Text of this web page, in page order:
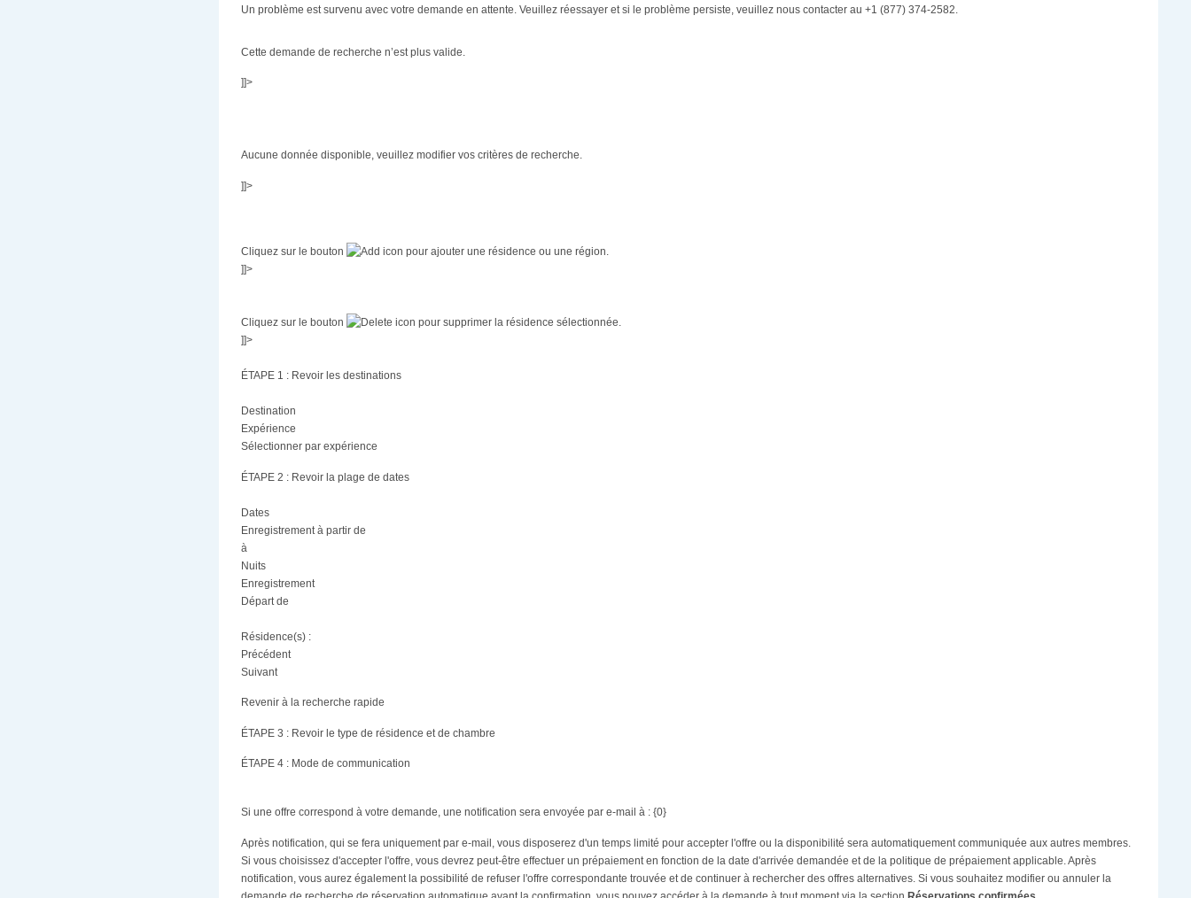
Un problème est survenu avec votre demande en attente. Veuillez réessayer et si le problème persiste, veuillez nous contacter au +1 (877) 374-2582.
Cette demande de recherche n’est plus valide.
]]>
Aucune donnée disponible, veuillez modifier vos critères de recherche.
]]>
Cliquez sur le bouton
pour ajouter une résidence ou une région.
]]>
Cliquez sur le bouton
pour supprimer la résidence sélectionnée.
]]>
ÉTAPE 1 : Revoir les destinations
Destination
Expérience
Sélectionner par expérience
ÉTAPE 2 : Revoir la plage de dates
Dates
Enregistrement à partir de
à
Nuits
Enregistrement
Départ de
Résidence(s) :
Précédent
Suivant
Revenir à la recherche rapide
ÉTAPE 3 : Revoir le type de résidence et de chambre
ÉTAPE 4 : Mode de communication
Si une offre correspond à votre demande, une notification sera envoyée par e-mail à : {0}
Après notification, qui se fera uniquement par e-mail, vous disposerez d'un temps limité pour accepter l'offre ou la disponibilité sera automatiquement communiquée aux autres membres.
Si vous choisissez d'accepter l'offre, vous devrez peut-être effectuer un prépaiement en fonction de la date d'arrivée demandée et de la politique de prépaiement applicable. Après
notification, vous aurez également la possibilité de refuser l'offre correspondante trouvée et de continuer à rechercher des offres alternatives. Si vous souhaitez modifier ou annuler la